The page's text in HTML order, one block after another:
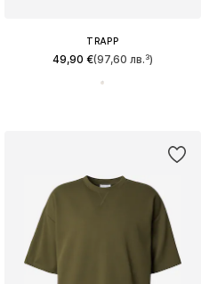
TRAPP
49,90 €(97,60 лв.³)